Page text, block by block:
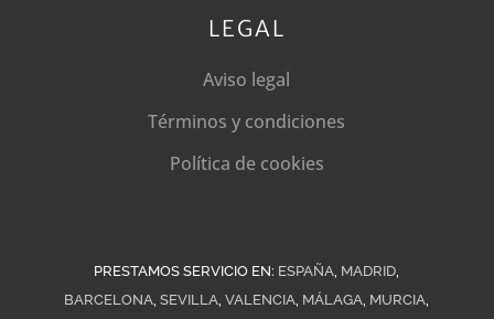
LEGAL
Aviso legal
Términos y condiciones
Política de cookies
PRESTAMOS SERVICIO EN: ESPAÑA, MADRID,
BARCELONA,SEVILLA,VALENCIA, MÁLAGA, MURCIA,